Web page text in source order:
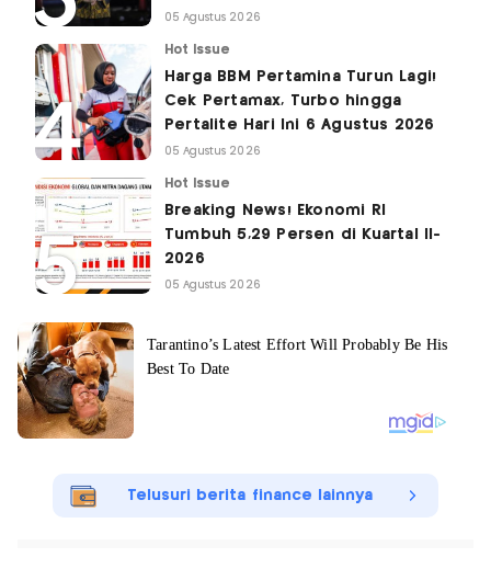
05 Agustus 2026
Hot Issue
Harga BBM Pertamina Turun Lagi!
Cek Pertamax, Turbo hingga
Pertalite Hari Ini 6 Agustus 2026
05 Agustus 2026
Hot Issue
Breaking News! Ekonomi RI
Tumbuh 5,29 Persen di Kuartal II-
2026
05 Agustus 2026
Telusuri berita finance lainnya